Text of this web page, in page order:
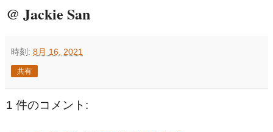
@ Jackie San
時刻: 8月 16, 2021
共有
1 件のコメント: